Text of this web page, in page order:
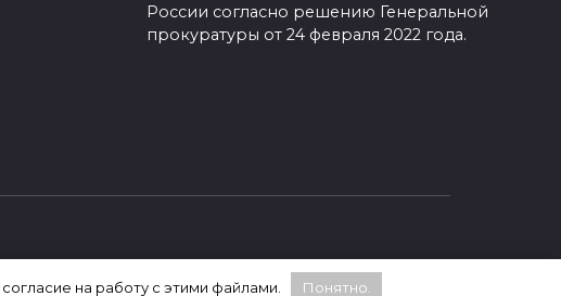
России согласно решению Генеральной
прокуратуры от 24 февраля 2022 года.
на работу с этими файлами. Понятно.